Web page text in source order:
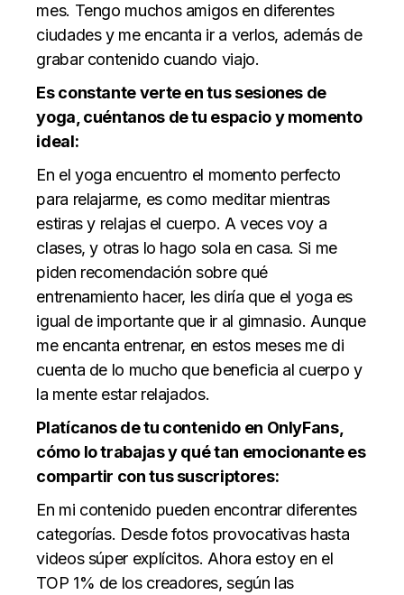
mes. Tengo muchos amigos en diferentes
ciudades y me encanta ir a verlos, además de
grabar contenido cuando viajo.
Es constante verte en tus sesiones de
yoga, cuéntanos de tu espacio y momento
ideal:
En el yoga encuentro el momento perfecto
para relajarme, es como meditar mientras
estiras y relajas el cuerpo. A veces voy a
clases, y otras lo hago sola en casa. Si me
piden recomendación sobre qué
entrenamiento hacer, les diría que el yoga es
igual de importante que ir al gimnasio. Aunque
me encanta entrenar, en estos meses me di
cuenta de lo mucho que beneficia al cuerpo y
la mente estar relajados.
Platícanos de tu contenido en OnlyFans,
cómo lo trabajas y qué tan emocionante es
compartir con tus suscriptores:
En mi contenido pueden encontrar diferentes
categorías. Desde fotos provocativas hasta
videos súper explícitos. Ahora estoy en el
TOP 1% de los creadores, según las